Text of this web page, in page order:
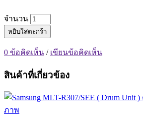
จำนวน
หยิบใส่ตะกร้า
0 ข้อคิดเห็น / เขียนข้อคิดเห็น
สินค้าที่เกี่ยวข้อง